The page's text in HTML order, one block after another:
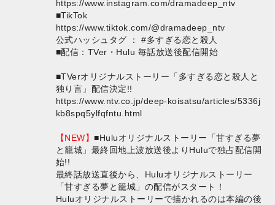
https://www.instagram.com/dramadeep_ntv
■TikTok
https://www.tiktok.com/@dramadeep_ntv
公式ハッシュタグ ： #多すぎる恋と殺人
■配信：TVer・Hulu 毎話放送後配信開始
■TVerオリジナルストーリー「多すぎる恋と殺人と
独り言」配信決定!!
https://www.ntv.co.jp/deep-koisatsu/articles/5336j
kb8spq5ylfqfntu.html
【NEW】■Huluオリジナルストーリー「甘すぎる夢
と籠城」最終回地上波放送後よりHuluで独占配信開
始!!
最終話放送直後から、Huluオリジナルストーリー
「甘すぎる夢と籠城」の配信がスタート！
Huluオリジナルストーリーで描かれるのは本編の後